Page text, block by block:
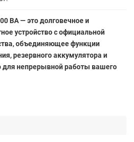
ВА — это долговечное и
устройство с официальной
объединяющее функции
резервного аккумулятора и
для непрерывной работы вашего